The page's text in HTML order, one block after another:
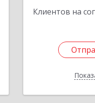
Клиентов на